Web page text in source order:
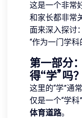
这是一个非常
和家长都非常
面来深入探讨
“作为一门学科
第一部分
得“学”吗？
这里的“学”通
仅是一个“学
体育道路。